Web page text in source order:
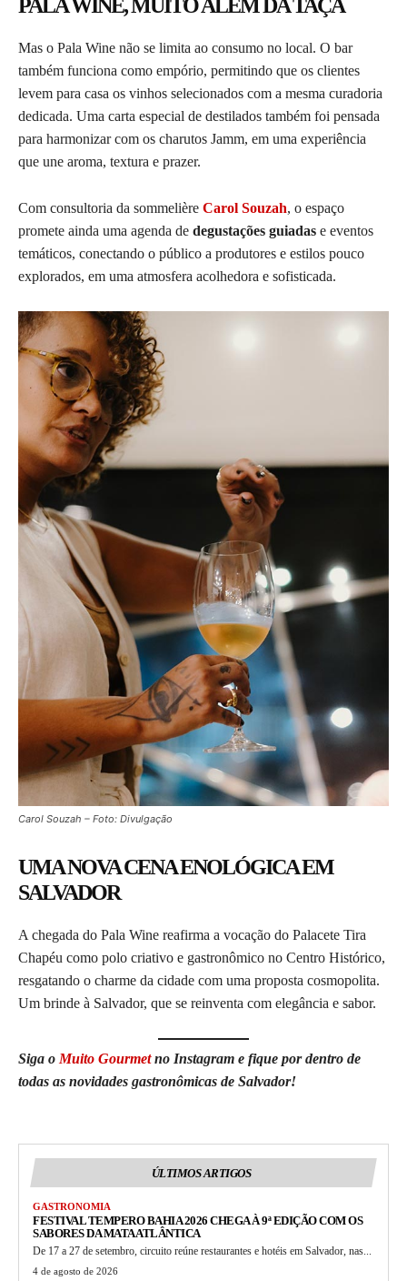
PALA WINE, MUITO ALÉM DA TAÇA
Mas o Pala Wine não se limita ao consumo no local. O bar
também funciona como empório, permitindo que os clientes
levem para casa os vinhos selecionados com a mesma curadoria
dedicada. Uma carta especial de destilados também foi pensada
para harmonizar com os charutos Jamm, em uma experiência
que une aroma, textura e prazer.
Com consultoria da sommelière Carol Souzah, o espaço
promete ainda uma agenda de degustações guiadas e eventos
temáticos, conectando o público a produtores e estilos pouco
explorados, em uma atmosfera acolhedora e sofisticada.
Carol Souzah – Foto: Divulgação
UMA NOVA CENA ENOLÓGICA EM
SALVADOR
A chegada do Pala Wine reafirma a vocação do Palacete Tira
Chapéu como polo criativo e gastronômico no Centro Histórico,
resgatando o charme da cidade com uma proposta cosmopolita.
Um brinde à Salvador, que se reinventa com elegância e sabor.
Siga o Muito Gourmetno Instagram e fique por dentro de
todas as novidades gastronômicas de Salvador!
ÚLTIMOS ARTIGOS
GASTRONOMIA
FESTIVAL TEMPERO BAHIA 2026 CHEGA À 9ª EDIÇÃO COM OS
SABORES DA MATA ATLÂNTICA
De 17 a 27 de setembro, circuito reúne restaurantes e hotéis em Salvador, nas...
4 de agosto de 2026